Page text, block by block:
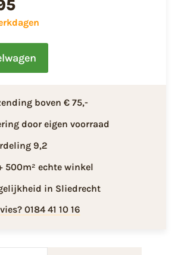
boven € 75,-
door eigen voorraad
9,2
500m² echte winkel
in Sliedrecht
0184 41 10 16